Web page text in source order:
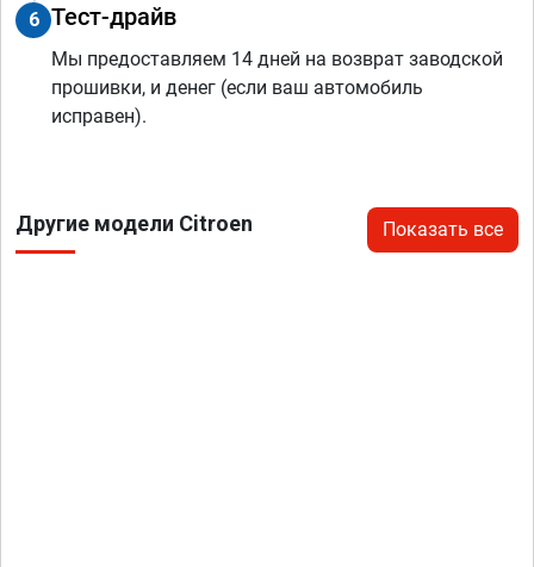
6 Тест-драйв
Мы предоставляем 14 дней на возврат заводской
прошивки, и денег (если ваш автомобиль
исправен).
Другие модели Citroen Показать все